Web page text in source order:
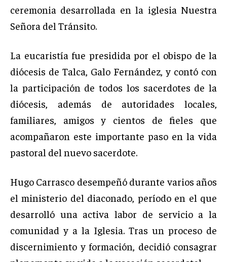
ceremonia desarrollada en la iglesia Nuestra
Señora del Tránsito.
La eucaristía fue presidida por el obispo de la
diócesis de Talca, Galo Fernández, y contó con
la participación de todos los sacerdotes de la
diócesis, además de autoridades locales,
familiares, amigos y cientos de fieles que
acompañaron este importante paso en la vida
pastoral del nuevo sacerdote.
Hugo Carrasco desempeñó durante varios años
el ministerio del diaconado, período en el que
desarrolló una activa labor de servicio a la
comunidad y a la Iglesia. Tras un proceso de
discernimiento y formación, decidió consagrar